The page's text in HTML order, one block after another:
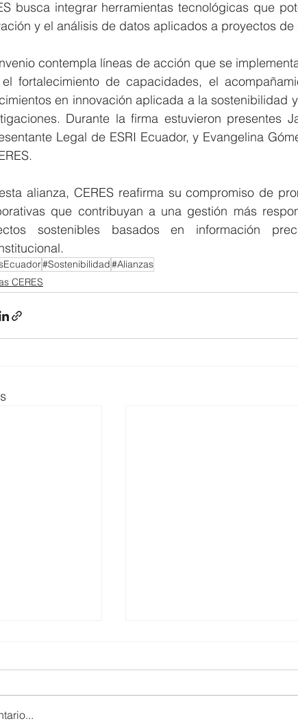
busca integrar herramientas tecnológicas que
y el análisis de datos aplicados a proyectos
contempla líneas de acción que se
fortalecimiento de capacidades, el
en innovación aplicada a la sostenibilidad
Durante la firma estuvieron presentes
Legal de ESRI Ecuador, y Evangelina
alianza, CERES reafirma su compromiso de
que contribuyan a una gestión más
sostenibles basados en información
#Sostenibilidad#Alianzas
CERES